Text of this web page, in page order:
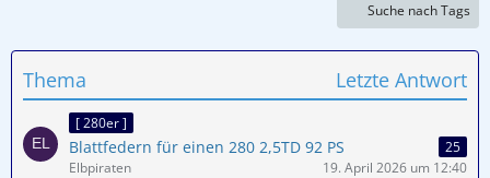
Suche nach Tags
Thema Letzte Antwort
[ 280er ]
Blattfedern für einen 280 2,5TD 92 PS
25
Elbpiraten
19. April 2026 um 12:40